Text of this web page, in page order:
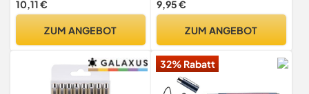
10,11 €
ZUM ANGEBOT
Büro, das Home Office oder
Rapido (Blau)
9,95 €
ZUM ANGEBOT
32% Rabatt